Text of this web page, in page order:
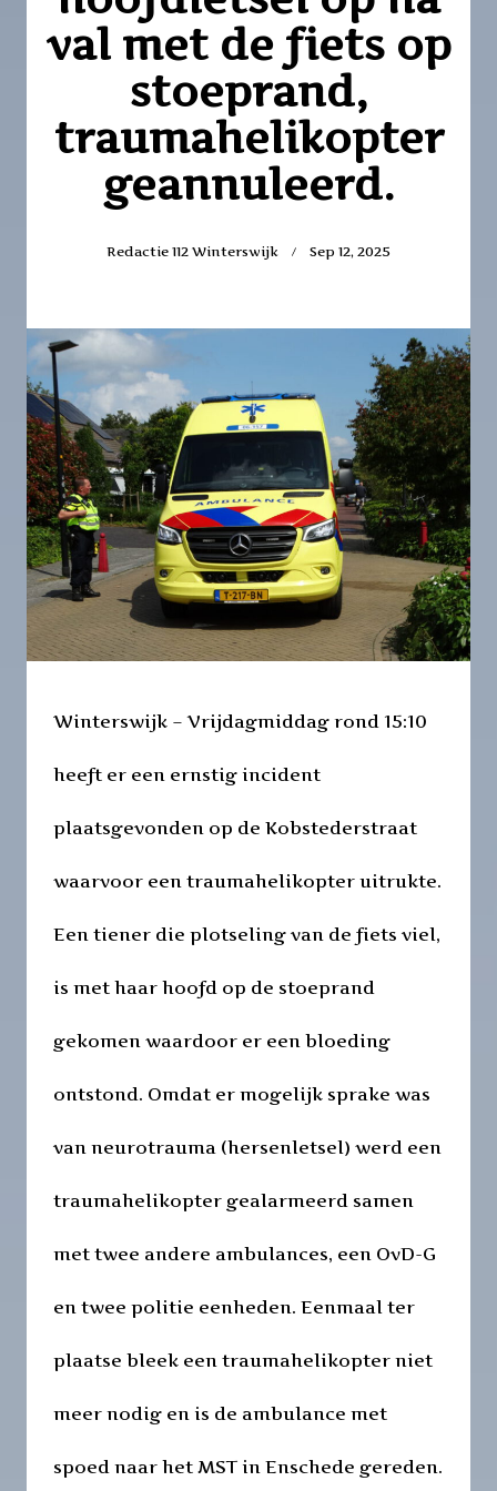
val met de fiets op
stoeprand,
traumahelikopter
geannuleerd.
Redactie 112 Winterswijk Sep 12, 2025
Winterswijk – Vrijdagmiddag rond 15:10
heeft er een ernstig incident
plaatsgevonden op de Kobstederstraat
waarvoor een traumahelikopter uitrukte.
Een tiener die plotseling van de fiets viel,
is met haar hoofd op de stoeprand
gekomen waardoor er een bloeding
ontstond. Omdat er mogelijk sprake was
van neurotrauma (hersenletsel) werd een
traumahelikopter gealarmeerd samen
met twee andere ambulances, een OvD-G
en twee politie eenheden. Eenmaal ter
plaatse bleek een traumahelikopter niet
meer nodig en is de ambulance met
spoed naar het MST in Enschede gereden.